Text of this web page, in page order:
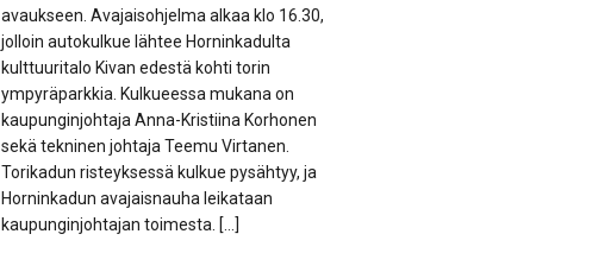
avaukseen. Avajaisohjelma alkaa klo 16.30,
jolloin autokulkue lähtee Horninkadulta
kulttuuritalo Kivan edestä kohti torin
ympyräparkkia. Kulkueessa mukana on
kaupunginjohtaja Anna-Kristiina Korhonen
sekä tekninen johtaja Teemu Virtanen.
Torikadun risteyksessä kulkue pysähtyy, ja
Horninkadun avajaisnauha leikataan
kaupunginjohtajan toimesta. […]